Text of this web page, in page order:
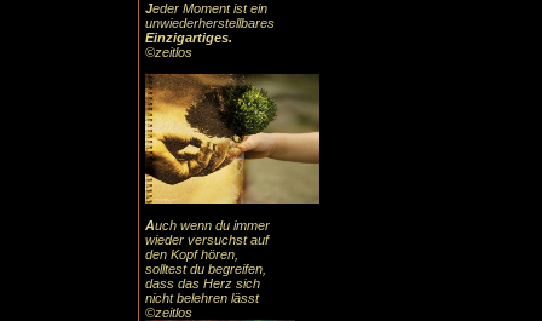
Jeder Moment ist ein
unwiederherstellbares
Einzigartiges.
©zeitlos
Auch wenn du immer
wieder versuchst auf
den Kopf hören,
solltest du begreifen,
dass das Herz sich
nicht belehren lässt
©zeitlos